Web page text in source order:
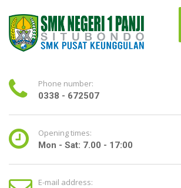
Phone number:
0338 - 672507
Opening times:
Mon - Sat: 7.00 - 17:00
E-mail address: